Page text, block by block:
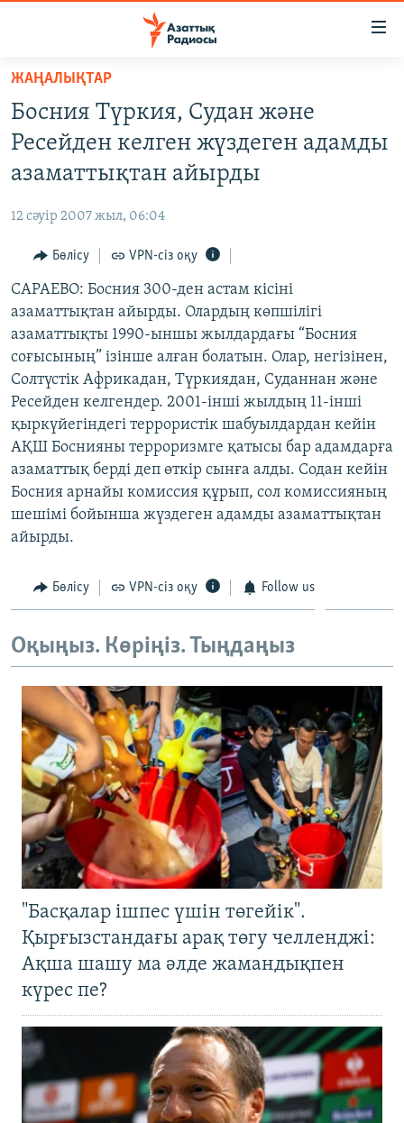
Skip
main
content
to
main
Navigation
Search
АДАМ ҚҰҚЫҚТАРЫ
ӘЛЕУМЕТ
ӘЛЕМ
АРНАЙЫ ЖОБАЛАР
Русский
ЖАЗЫЛЫҢЫЗ
Басқа тілдерде
ЖАҢАЛЫҚТАР
Босния Түркия, Судан және
Ресейден келген жүздеген адамды
азаматтықтан айырды
12 сәуір 2007 жыл, 06:04
Бөлісу VPN-сіз оқу
САРАЕВО: Босния 300-ден астам кісіні
азаматтықтан айырды. Олардың көпшілігі
азаматтықты 1990-ыншы жылдардағы “Босния
соғысының” ізінше алған болатын. Олар, негізінен,
Солтүстік Африкадан, Түркиядан, Суданнан және
Ресейден келгендер. 2001-інші жылдың 11-інші
қыркүйегіндегі террористік шабуылдардан кейін
АҚШ Боснияны терроризмге қатысы бар адамдарға
азаматтық берді деп өткір сынға алды. Содан кейін
Босния арнайы комиссия құрып, сол комиссияның
шешімі бойынша жүздеген адамды азаматтықтан
айырды.
Бөлісу VPN-сіз оқу Follow us
Оқыңыз. Көріңіз. Тыңдаңыз
"Басқалар ішпес үшін төгейік".
Қырғызстандағы арақ төгу челленджі:
Ақша шашу ма әлде жамандықпен
күрес пе?